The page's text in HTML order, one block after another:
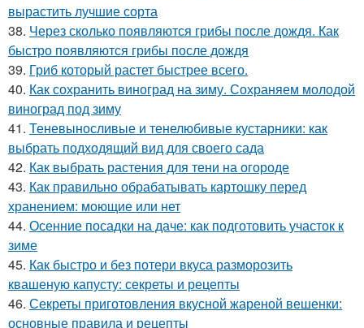
вырастить лучшие сорта
38. Через сколько появляются грибы после дождя. Как
быстро появляются грибы после дождя
39. Гриб который растет быстрее всего.
40. Как сохранить виноград на зиму. Сохраняем молодой
виноград под зиму
41. Теневыносливые и тенелюбивые кустарники: как
выбрать подходящий вид для своего сада
42. Как выбрать растения для тени на огороде
43. Как правильно обрабатывать картошку перед
хранением: моющие или нет
44. Осенние посадки на даче: как подготовить участок к
зиме
45. Как быстро и без потери вкуса разморозить
квашеную капусту: секреты и рецепты
46. Секреты приготовления вкусной жареной вешенки:
основные правила и рецепты